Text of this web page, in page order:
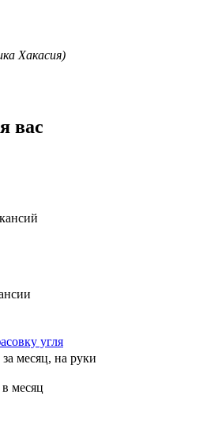
Хакасия)
вас
угля
за месяц, на руки
месяц